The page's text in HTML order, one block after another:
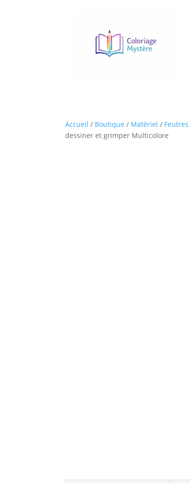
Accueil / Boutique / Matériel / Feutres
dessiner et grimper Multicolore